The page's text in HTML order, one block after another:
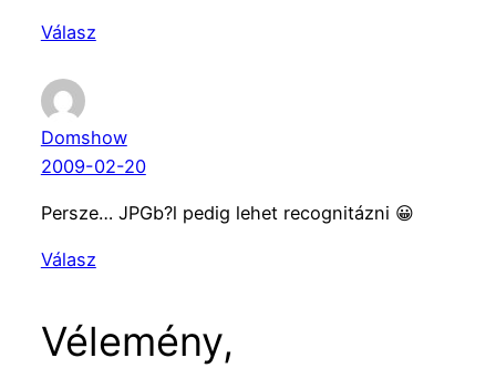
Válasz
Domshow
2009-02-20
Persze… JPGb?l pedig lehet recognitázni 😀
Válasz
Vélemény,